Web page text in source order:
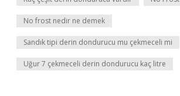
No frost nedir ne demek
Sandık tipi derin dondurucu mu çekmeceli mi
Uğur 7 çekmeceli derin dondurucu kaç litre